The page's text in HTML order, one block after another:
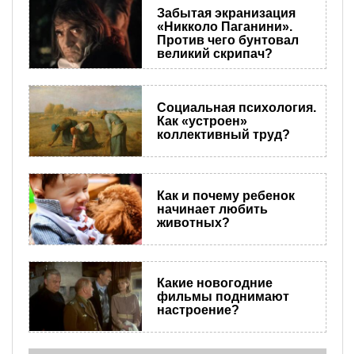
Забытая экранизация
«Никколо Паганини».
Против чего бунтовал
великий скрипач?
Социальная психология.
Как «устроен»
коллективный труд?
Как и почему ребенок
начинает любить
животных?
Какие новогодние
фильмы поднимают
настроение?